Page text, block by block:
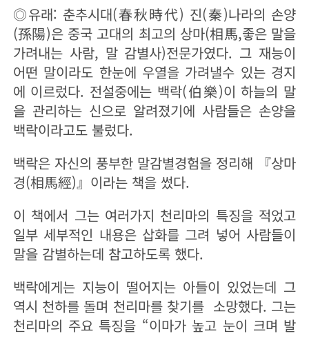
◎유래: 춘추시대(春秋時代) 진(秦)나라의 손양
(孫陽)은 중국 고대의 최고의 상마(相馬,좋은 말을
가려내는 사람, 말 감별사)전문가였다. 그 재능이
어떤 말이라도 한눈에 우열을 가려낼수 있는 경지
에 이르렀다. 전설중에는 백락(伯樂)이 하늘의 말
을 관리하는 신으로 알려졌기에 사람들은 손양을
백락이라고도 불렀다.
백락은 자신의 풍부한 말감별경험을 정리해 『상마
경(相馬經)』이라는 책을 썼다.
이 책에서 그는 여러가지 천리마의 특징을 적었고
일부 세부적인 내용은 삽화를 그려 넣어 사람들이
말을 감별하는데 참고하도록 했다.
백락에게는 지능이 떨어지는 아들이 있었는데 그
역시 천하를 돌며 천리마를 찾기를 소망했다. 그는
천리마의 주요 특징을 “이마가 높고 눈이 크며 발